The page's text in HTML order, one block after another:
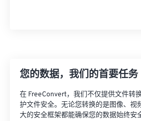
您的数据，我们的首要任务
在 FreeConvert，我们不仅提供文件转
护文件安全。无论您转换的是图像、视
大的安全框架都能确保您的数据始终安